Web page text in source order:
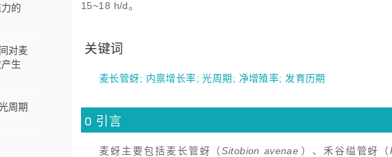
的
对麦
生
周期
15~18 h/d。
关键词
麦长管蚜; 内禀增长率;光周期 ; 净增殖率; 发育历期
0 引言
麦蚜主要包括麦长管蚜（Sitobion avenae ）、禾谷缢管蚜（